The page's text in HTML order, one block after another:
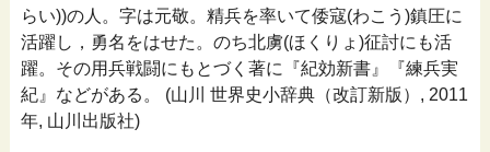
らい))の人。字は元敬。精兵を率いて倭寇(わこう)鎮圧に
活躍し，勇名をはせた。のち北虜(ほくりょ)征討にも活
躍。その用兵戦闘にもとづく著に『紀効新書』『練兵実
紀』などがある。 (山川 世界史小辞典（改訂新版）, 2011
年, 山川出版社)